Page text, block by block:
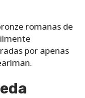
romanas de
por apenas